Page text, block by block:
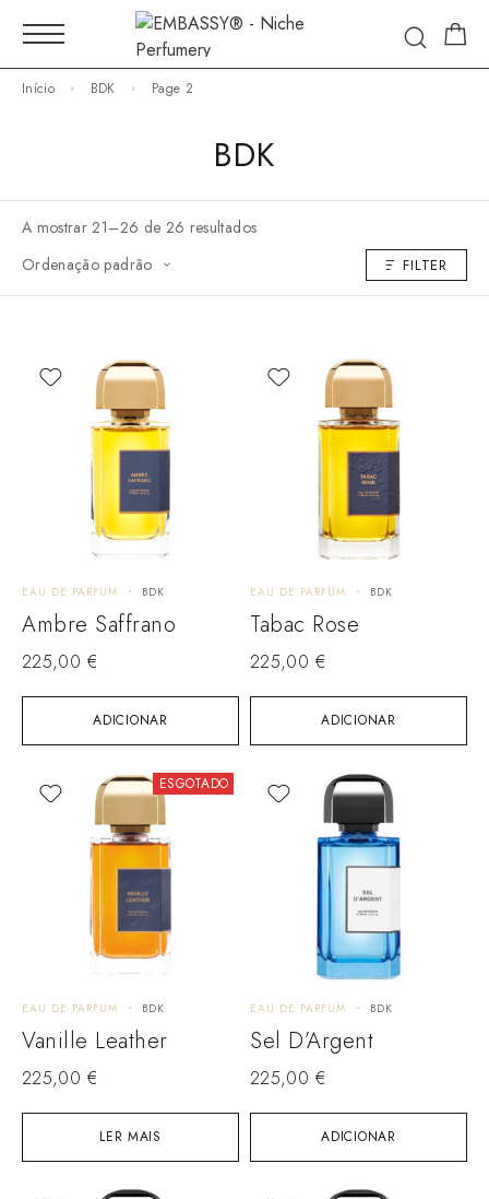
Início BDK Page 2
BDK
A mostrar 21–26 de 26 resultados
Ordenação padrão
FILTER
ADICIONAR
EAU DE PARFUM BDK
Ambre Saffrano
225,00 €
ADICIONAR
EAU DE PARFUM BDK
Tabac Rose
225,00 €
ESGOTADO
LER MAIS
EAU DE PARFUM BDK
Vanille Leather
225,00 €
ADICIONAR
EAU DE PARFUM BDK
Sel D’Argent
225,00 €